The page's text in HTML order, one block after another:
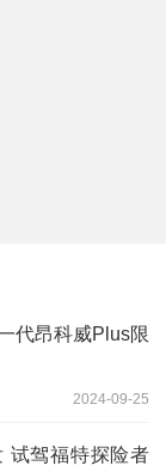
代昂科威Plus限
2024-09-25
试驾福特探险者